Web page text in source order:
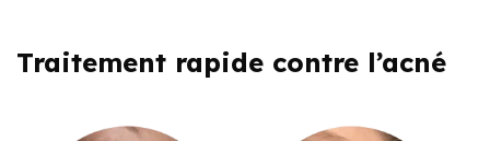
Traitement rapide contre l’acné